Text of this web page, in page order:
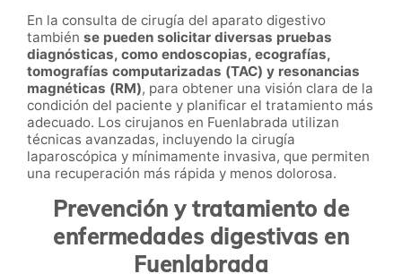
En la consulta de cirugía del aparato digestivo
también se pueden solicitar diversas pruebas
diagnósticas, como endoscopias, ecografías,
tomografías computarizadas (TAC) y resonancias
magnéticas (RM), para obtener una visión clara de la
condición del paciente y planificar el tratamiento más
adecuado. Los cirujanos en Fuenlabrada utilizan
técnicas avanzadas, incluyendo la cirugía
laparoscópica y mínimamente invasiva, que permiten
una recuperación más rápida y menos dolorosa.
Prevención y tratamiento de
enfermedades digestivas en
Fuenlabrada